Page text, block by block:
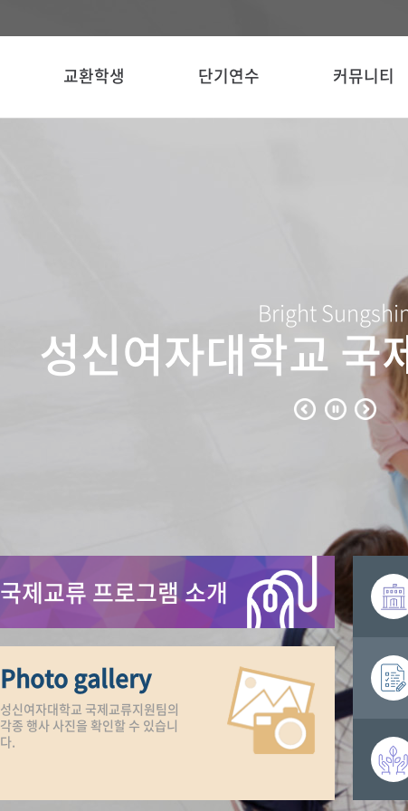
교환학생 단기연수 커뮤니티
Bright
성신여자대학교 국
국제교류 프로그램 소개
Photo gallery
성신여자대학교 국제교류지원팀의
각종 행사 사진을 확인할 수 있습니
다.